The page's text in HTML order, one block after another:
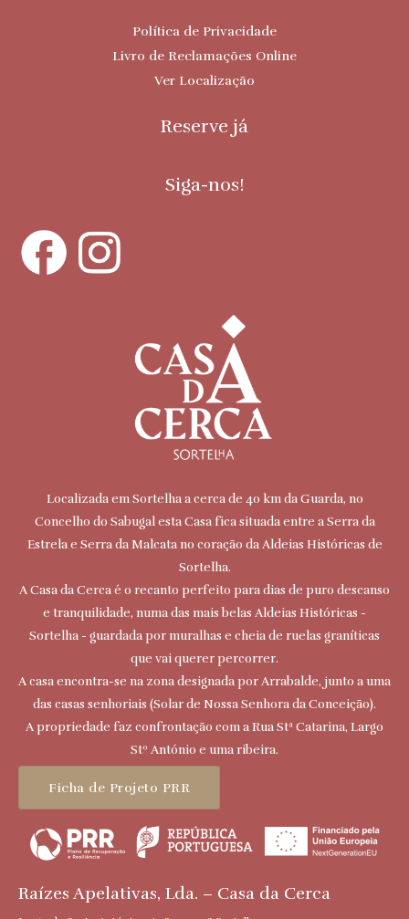
Política de Privacidade
Livro de Reclamações Online
Ver Localização
Reserve já
Siga-nos!
Localizada em Sortelha a cerca de 40 km da Guarda, no
Concelho do Sabugal esta Casa fica situada entre a Serra da
Estrela e Serra da Malcata no coração da Aldeias Históricas de
Sortelha.
A Casa da Cerca é o recanto perfeito para dias de puro descanso
e tranquilidade, numa das mais belas Aldeias Históricas -
Sortelha - guardada por muralhas e cheia de ruelas graníticas
que vai querer percorrer.
A casa encontra-se na zona designada por Arrabalde, junto a uma
das casas senhoriais (Solar de Nossa Senhora da Conceição).
A propriedade faz confrontação com a Rua Stª Catarina, Largo
Stº António e uma ribeira.
Ficha de Projeto PRR
Raízes Apelativas, Lda. – Casa da Cerca